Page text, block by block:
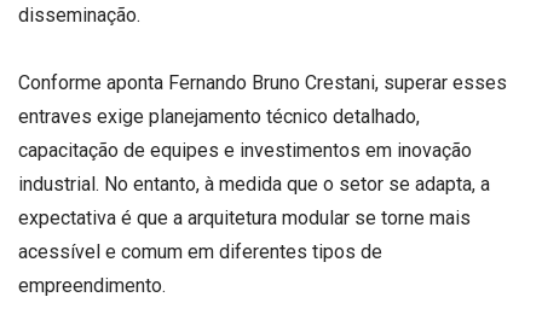
disseminação.
Conforme aponta Fernando Bruno Crestani, superar esses
entraves exige planejamento técnico detalhado,
capacitação de equipes e investimentos em inovação
industrial. No entanto, à medida que o setor se adapta, a
expectativa é que a arquitetura modular se torne mais
acessível e comum em diferentes tipos de
empreendimento.